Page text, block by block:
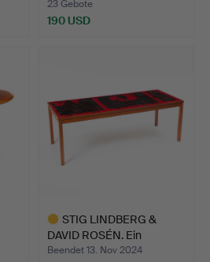
23 Gebote
190 USD
STIG LINDBERG &
DAVID ROSÉN. Ein
Couchtisc…
Beendet 13. Nov 2024